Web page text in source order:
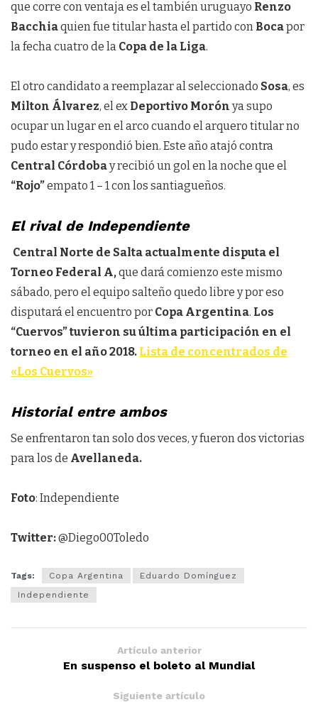
que corre con ventaja es el también uruguayo Renzo
Bacchiaquien fue titular hasta el partido con Bocapor
la fecha cuatro de la Copa de la Liga.
El otro candidato a reemplazar al seleccionado Sosa, es
Milton Álvarez, el ex Deportivo Morón ya supo
ocupar un lugar en el arco cuando el arquero titular no
pudo estar y respondió bien. Este año atajó contra
Central Córdobay recibió un gol en la noche que el
“Rojo”empato 1 – 1 con los santiagueños.
El rival de Independiente
Central Norte de Salta actualmente disputa el
Torneo Federal A,que dará comienzo este mismo
sábado, pero el equipo salteño quedo libre y por eso
disputará el encuentro por Copa Argentina. Los
“Cuervos” tuvieron su última participación en el
torneo en el año 2018. Lista de concentrados de
«Los Cuervos»
Historial entre ambos
Se enfrentaron tan solo dos veces, y fueron dos victorias
para los de Avellaneda.
Foto: Independiente
Twitter:@Diego00Toledo
Tags: Copa Argentina
Eduardo Domínguez
Independiente
Artículo anterior
En suspenso el boleto al Mundial
Siguiente artículo